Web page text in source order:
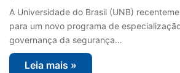
A Universidade do Brasil (UNB)
para um novo programa de
governança da segurança…
Leia mais »